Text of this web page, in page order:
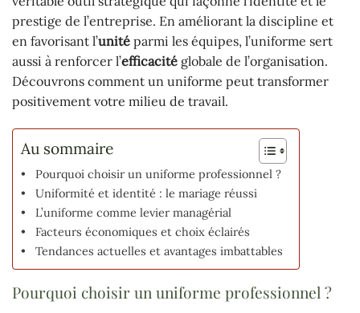
prestige de l’entreprise. En améliorant la discipline et
en favorisant l’unité parmi les équipes, l’uniforme sert
aussi à renforcer l’efficacité globale de l’organisation.
Découvrons comment un uniforme peut transformer
positivement votre milieu de travail.
Au sommaire
Pourquoi choisir un uniforme professionnel ?
Uniformité et identité : le mariage réussi
L’uniforme comme levier managérial
Facteurs économiques et choix éclairés
Tendances actuelles et avantages imbattables
Pourquoi choisir un uniforme professionnel ?